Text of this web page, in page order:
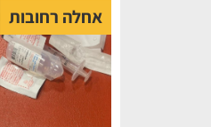
אחלה רחובות